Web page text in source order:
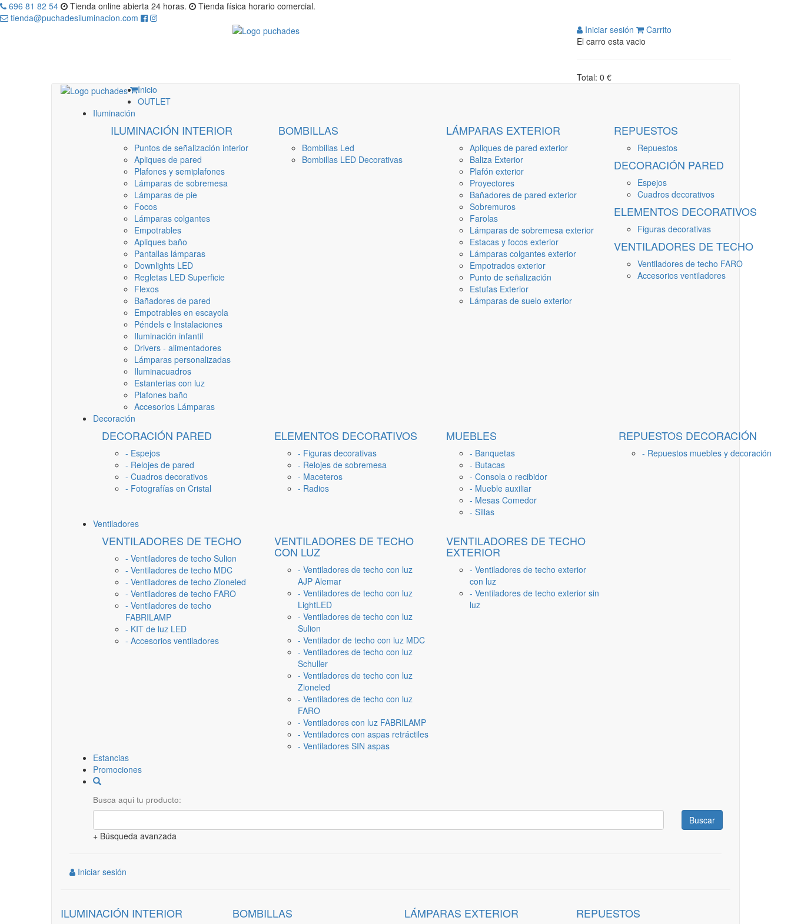
696 81 82 54 Tienda online abierta 24 horas.
Tienda física horario comercial.
tienda@puchadesiluminacion.com
Iniciar sesión
Carrito
El carro esta vacio
Total: 0 €
Inicio
OUTLET
Iluminación
ILUMINACIÓN INTERIOR
Puntos de señalización interior
Apliques de pared
Plafones y semiplafones
Lámparas de sobremesa
Lámparas de pie
Focos
Lámparas colgantes
Empotrables
Apliques baño
Pantallas lámparas
Downlights LED
Regletas LED Superficie
Flexos
Bañadores de pared
Empotrables en escayola
Péndels e Instalaciones
Iluminación infantil
Drivers - alimentadores
Lámparas personalizadas
Iluminacuadros
Estanterias con luz
Plafones baño
Accesorios Lámparas
BOMBILLAS
Bombillas Led
Bombillas LED Decorativas
LÁMPARAS EXTERIOR
Apliques de pared exterior
Baliza Exterior
Plafón exterior
Proyectores
Bañadores de pared exterior
Sobremuros
Farolas
Lámparas de sobremesa exterior
Estacas y focos exterior
Lámparas colgantes exterior
Empotrados exterior
Punto de señalización
Estufas Exterior
Lámparas de suelo exterior
REPUESTOS
Repuestos
DECORACIÓN PARED
Espejos
Cuadros decorativos
ELEMENTOS DECORATIVOS
Figuras decorativas
VENTILADORES DE TECHO
Ventiladores de techo FARO
Accesorios ventiladores
Decoración
DECORACIÓN PARED
- Espejos
- Relojes de pared
- Cuadros decorativos
- Fotografías en Cristal
ELEMENTOS DECORATIVOS
- Figuras decorativas
- Relojes de sobremesa
- Maceteros
- Radios
MUEBLES
- Banquetas
- Butacas
- Consola o recibidor
- Mueble auxiliar
- Mesas Comedor
- Sillas
REPUESTOS DECORACIÓN
- Repuestos muebles y decoración
Ventiladores
VENTILADORES DE TECHO
- Ventiladores de techo Sulion
- Ventiladores de techo MDC
- Ventiladores de techo Zioneled
- Ventiladores de techo FARO
- Ventiladores de techo
FABRILAMP
- KIT de luz LED
- Accesorios ventiladores
VENTILADORES DE TECHO
CON LUZ
- Ventiladores de techo con luz
AJP Alemar
- Ventiladores de techo con luz
LightLED
- Ventiladores de techo con luz
Sulion
- Ventilador de techo con luz MDC
- Ventiladores de techo con luz
Schuller
- Ventiladores de techo con luz
Zioneled
- Ventiladores de techo con luz
FARO
- Ventiladores con luz FABRILAMP
- Ventiladores con aspas retráctiles
- Ventiladores SIN aspas
VENTILADORES DE TECHO
EXTERIOR
- Ventiladores de techo exterior
con luz
- Ventiladores de techo exterior sin
luz
Estancias
Promociones
Busca aqui tu producto:
Buscar
+ Búsqueda avanzada
Iniciar sesión
ILUMINACIÓN INTERIOR BOMBILLAS LÁMPARAS EXTERIOR REPUESTOS